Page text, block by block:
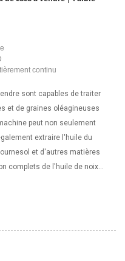
continu
sont capables de traiter
et de graines oléagineuses
peut non seulement
extraire l'huile du
et d'autres matières
complets de l'huile de noix
équipement de presse à
des détails complets sur